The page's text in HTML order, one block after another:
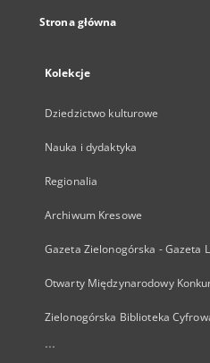
Strona główna
Kolekcje
Dziedzictwo kulturowe
Nauka i dydaktyka
Regionalia
Archiwum Kresowe
Gazeta Zielonogórska - Gazeta
Otwarty Międzynarodowy
Zielonogórska Biblioteka
...